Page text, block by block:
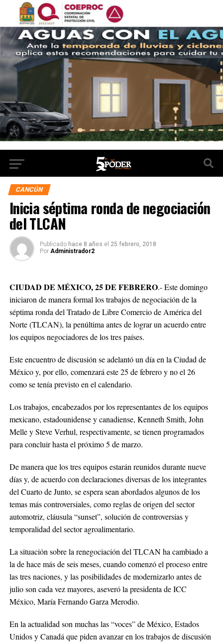
CANCÚN
Inicia séptima ronda de negociación
del TLCAN
Publicado hace 8 años el 25 febrero, 2018
Por Administrador2
CIUDAD DE MÉXICO, 25 DE FEBRERO.- Este domingo
iniciaron de manera formal los trabajos de negociación de la
séptima ronda del Tratado de Libre Comercio de América del
Norte (TLCAN), la penúltima antes de lograr un acuerdo entre
los equipos negociadores de los tres países.
Este encuentro de discusión se adelantó un día en la Ciudad de
México y, por ello, comenzará este 25 de febrero y no el 26
como se tenía previsto en el calendario.
Los trabajos, encabezados por los representantes de los equipos
mexicano, estadounidense y canadiense, Kenneth Smith, John
Melle y Steve Verhul, respectivamente, se tienen programados
para concluir hasta el próximo 5 de marzo.
De manera que los tres equipos estarán reunidos durante nueve
días y, de acuerdo con declaraciones diversas de los integrantes
del Cuarto de Junto, se espera sean abordados algunos de los
temas más controversiales, como reglas de origen del sector
automotriz, cláusula “sunset”, solución de controversias y
temporalidad del sector agroalimentario.
La situación sobre la renegociación del TLCAN ha cambiado a
la de hace más de seis meses, cuando comenzó el proceso entre
las tres naciones, y las posibilidades de modernizarlo antes de
julio son cada vez mayores, aseveró la presidenta de ICC
México, María Fernando Garza Merodio.
En la actualidad son muchas las “voces” de México, Estados
Unidos y Canadá que piden avanzar en los trabajos de discusión